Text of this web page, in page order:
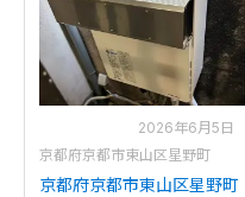
ナイRUF-205SAW(B)への
交換
2026年6月5日
京都府京都市東山区星野町
京都府京都市東山区星野町